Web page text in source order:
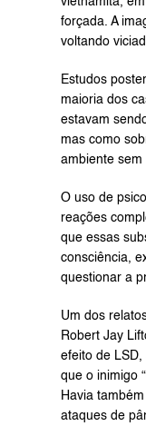
forçada. A
voltando
Estudos
maioria dos
estavam
mas como
ambiente sem
O uso de
reações
que essas
consciência,
questionar a
Um dos
Robert Jay
efeito de
que o inimigo
Havia
ataques de